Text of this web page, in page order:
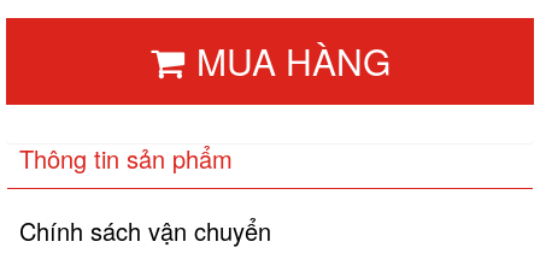
MUA HÀNG
Thông tin sản phẩm
Chính sách vận chuyển